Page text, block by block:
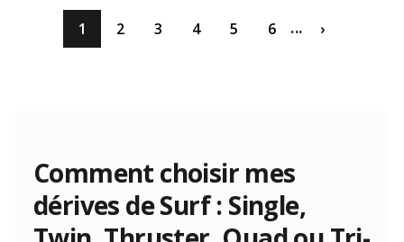
1 2 3 4 5 6 ... ›
Comment choisir mes
dérives de Surf : Single,